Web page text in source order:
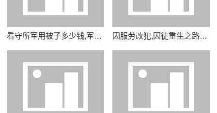
看守所军用被子多少钱,军用被子价格揭秘看守所采购内幕曝光 囚服劳改犯,囚徒重生之路从劳改服到新生活